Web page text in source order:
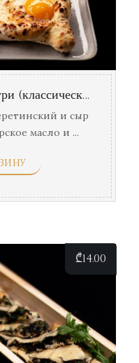
Аджарский хачапури (классический )
и сыр
масло и ...
₾14.00